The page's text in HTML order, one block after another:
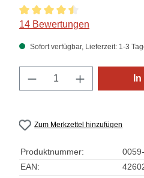
Durchschnittliche Bewertung
14 Bewertungen
Sofort verfügbar, Lieferzeit: 1-3
Produkt Anzahl:
Zum Merkzettel hinzufügen
Produktnummer:
EAN: